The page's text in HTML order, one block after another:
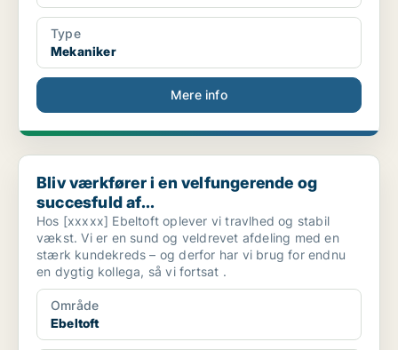
Type
Mekaniker
Mere info
Bliv værkfører i en velfungerende og succesfuld af...
Bliv værkfører i en velfungerende og
succesfuld af...
Hos [xxxxx] Ebeltoft oplever vi travlhed og stabil
vækst. Vi er en sund og veldrevet afdeling med en
stærk kundekreds – og derfor har vi brug for endnu
en dygtig kollega, så vi fortsat .
Område
Ebeltoft